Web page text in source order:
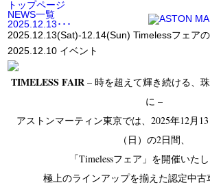
トップページ
NEWS一覧
2025.12.13･･･
2025.12.13(Sat)-12.14(Sun) Timelessフェア
2025.12.10 イベント
TIMELESS FAIR – 時を超えて輝き続ける、
に –
アストンマーティン東京では、2025年12月
（日）の2日間、
「Timelessフェア」を開催いたし
極上のラインアップを揃えた認定中古